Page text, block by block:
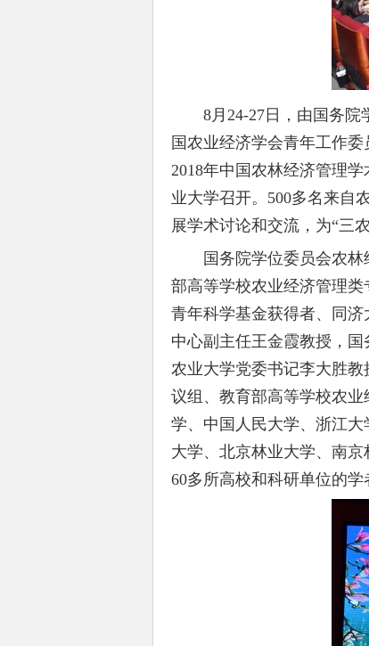
8月24-27日，由国务院
国农业经济学会青年工作
2018年中国农林经济管理学
业大学召开。500多名来自
展学术讨论和交流，为“三
国务院学位委员会农林经
部高等学校农业经济管理
青年科学基金获得者、同
中心副主任王金霞教授，
农业大学党委书记李大胜
议组、教育部高等学校农
学、中国人民大学、浙江
大学、北京林业大学、南
60多所高校和科研单位的学